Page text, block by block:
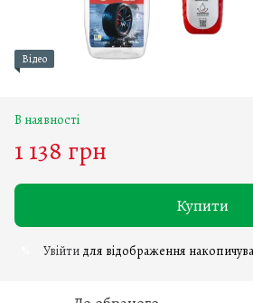
Відео
В наявності
1 138 грн
Купити
Увійти для відображення